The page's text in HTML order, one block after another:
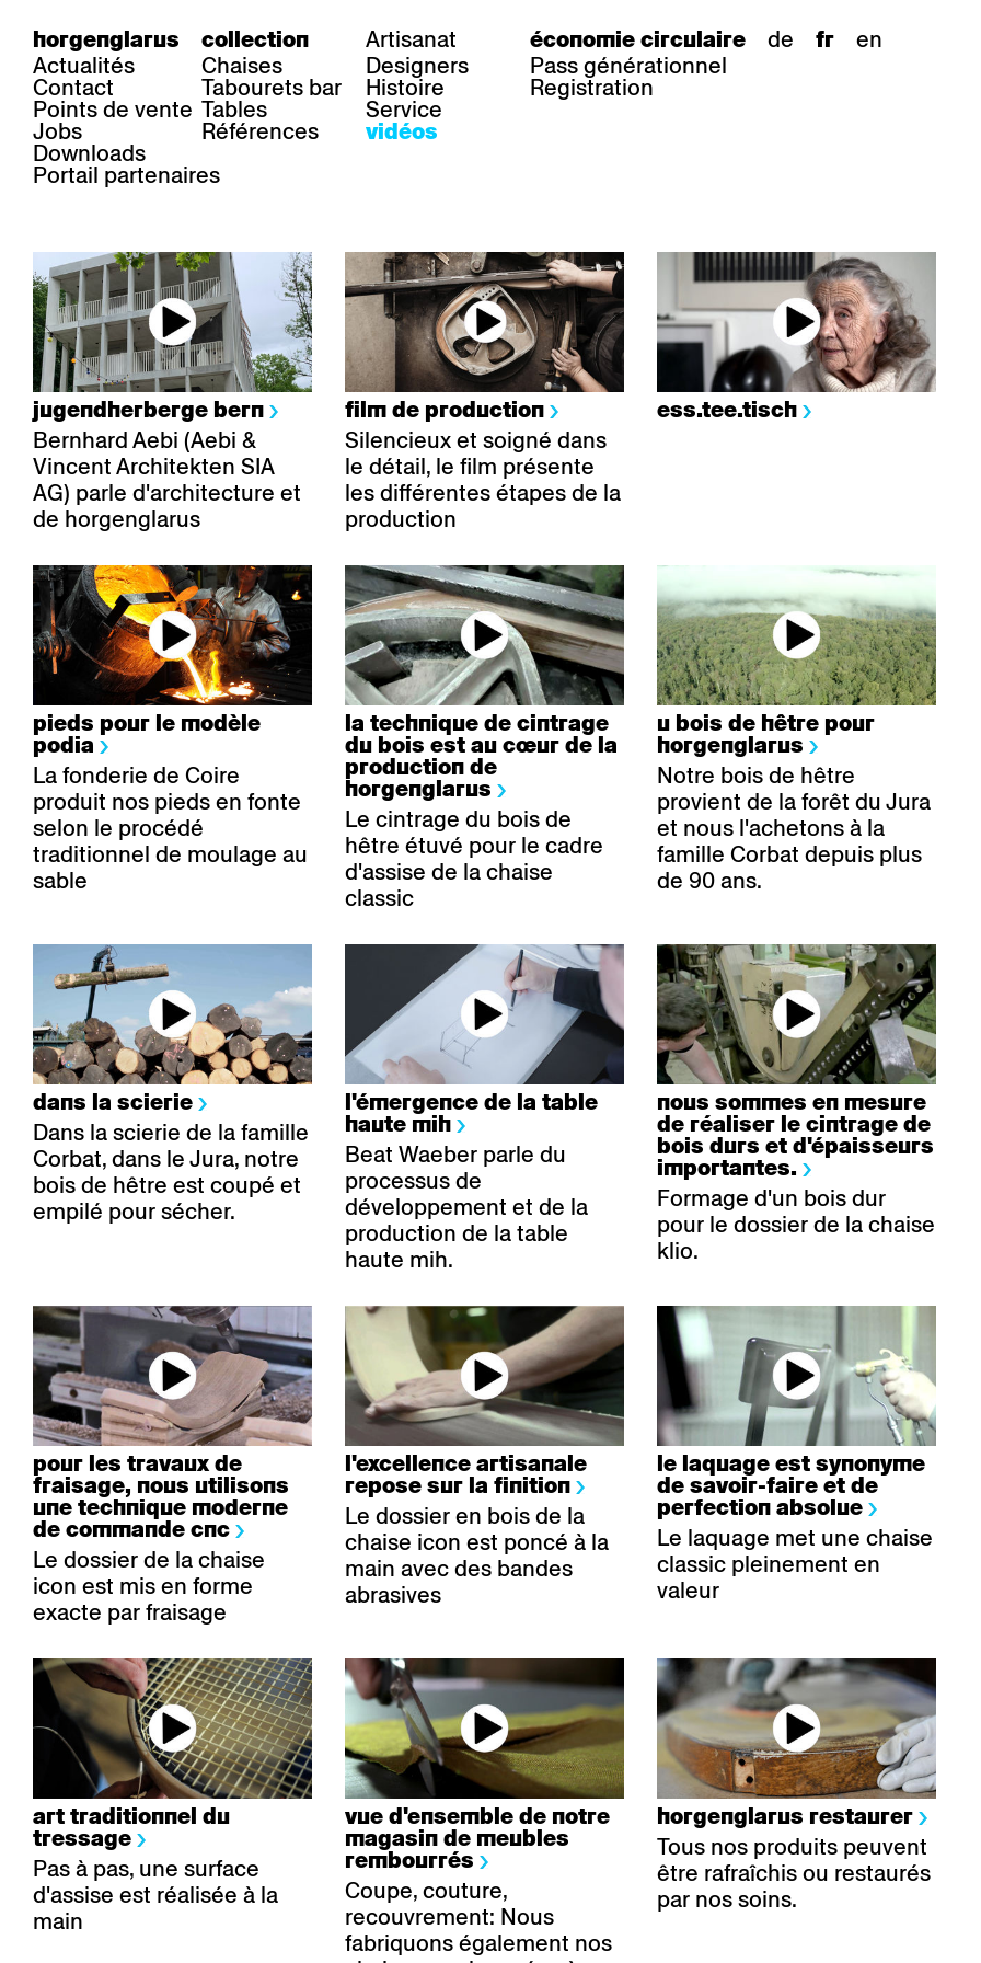
horgenglarus
Actualités
Contact
Points de vente
Jobs
Downloads
Portail partenaires
collection
Chaises
Tabourets bar
Tables
Références
Artisanat
Designers
Histoire
Service
vidéos
économie circulaire
Pass générationnel
Registration
de fr en
jugendherberge bern
Bernhard Aebi (Aebi &
Vincent Architekten SIA
AG) parle d'architecture et
de horgenglarus
film de production
Silencieux et soigné dans
le détail, le film présente
les différentes étapes de la
production
ess.tee.tisch
pieds pour le modèle
podia
La fonderie de Coire
produit nos pieds en fonte
selon le procédé
traditionnel de moulage au
sable
la technique de cintrage
du bois est au cœur de la
production de
horgenglarus
Le cintrage du bois de
hêtre étuvé pour le cadre
d'assise de la chaise
classic
u bois de hêtre pour
horgenglarus
Notre bois de hêtre
provient de la forêt du Jura
et nous l'achetons à la
famille Corbat depuis plus
de 90 ans.
dans la scierie
Dans la scierie de la famille
Corbat, dans le Jura, notre
bois de hêtre est coupé et
empilé pour sécher.
l'émergence de la table
haute mih
Beat Waeber parle du
processus de
développement et de la
production de la table
haute mih.
nous sommes en mesure
de réaliser le cintrage de
bois durs et d'épaisseurs
importantes.
Formage d'un bois dur
pour le dossier de la chaise
klio.
pour les travaux de
fraisage, nous utilisons
une technique moderne
de commande cnc
Le dossier de la chaise
icon est mis en forme
exacte par fraisage
l'excellence artisanale
repose sur la finition
Le dossier en bois de la
chaise icon est poncé à la
main avec des bandes
abrasives
le laquage est synonyme
de savoir-faire et de
perfection absolue
Le laquage met une chaise
classic pleinement en
valeur
art traditionnel du
tressage
Pas à pas, une surface
d'assise est réalisée à la
main
vue d'ensemble de notre
magasin de meubles
rembourrés
Coupe, couture,
recouvrement: Nous
fabriquons également nos
horgenglarus restaurer
Tous nos produits peuvent
être rafraîchis ou restaurés
par nos soins.